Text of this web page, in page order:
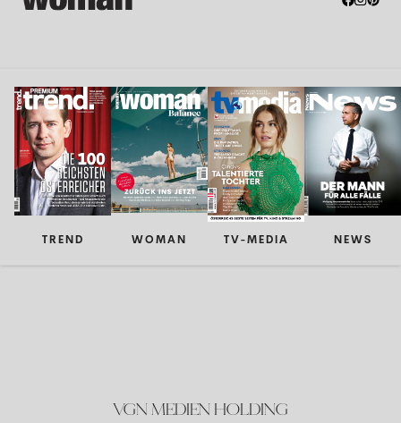
TREND WOMAN TV-MEDIA NEWS
VGN MEDIEN HOLDING